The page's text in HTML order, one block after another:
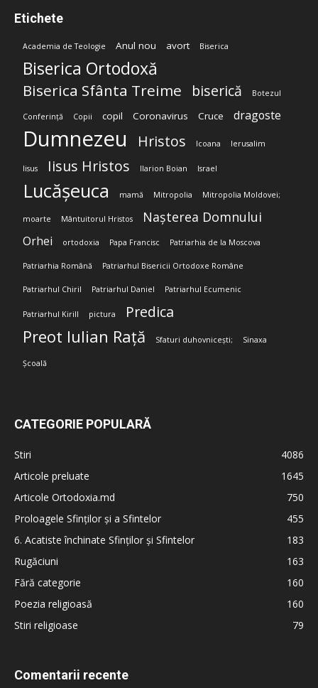
Etichete
Academia de Teologie Anul nou avort Biserica
Biserica Ortodoxă
Biserica Sfânta Treime biserică Botezul
Conferință Copii copil Coronavirus Cruce dragoste
Dumnezeu Hristos Icoana Ierusalim
Iisus Iisus Hristos Ilarion Boian Israel
Lucășeuca mamă Mitropolia Mitropolia Moldovei;
moarte Mântuitorul Hristos Nașterea Domnului
Orhei ortodoxia Papa Francisc Patriarhia de la Moscova
Patriarhia Română Patriarhul Bisericii Ortodoxe Române
Patriarhul Chiril Patriarhul Daniel Patriarhul Ecumenic
Patriarhul Kirill pictura Predica
Preot Iulian Rață Sfaturi duhovnicești; Sinaxa
Școală
CATEGORIE POPULARĂ
Stiri
4086
Articole preluate
1645
Articole Ortodoxia.md
750
Proloagele Sfinților și a Sfintelor
455
6. Acatiste închinate Sfinților și Sfintelor
183
Rugăciuni
163
Fără categorie
160
Poezia religioasă
160
Stiri religioase
79
Comentarii recente